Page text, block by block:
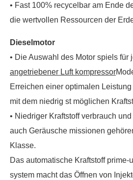
• Fast 100% recycelbar am Ende
die wertvollen Ressourcen der
Dieselmotor
• Die Auswahl des Motor spiels für
angetriebener Luft kompressor
Erreichen einer optimalen
mit dem niedrig st möglichen
• Niedriger Kraftstoff verbrauch
auch Geräusche missionen
Klasse.
Das automatische Kraftstoff prime-
system macht das Öffnen von